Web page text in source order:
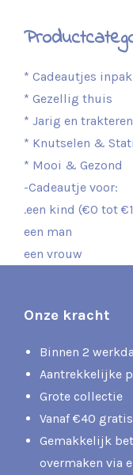
* Cadeautjes
* Gezellig thuis
* Jarig en trakteren
* Knutselen &
* Mooi & Gezond
-Cadeautje voor:
.een kind (€0 tot
een man
een vrouw
Onze kracht
Binnen 2
Aantrekkelijke
Grote collectie
Vanaf €40
Gemakkelijk
overmaken via